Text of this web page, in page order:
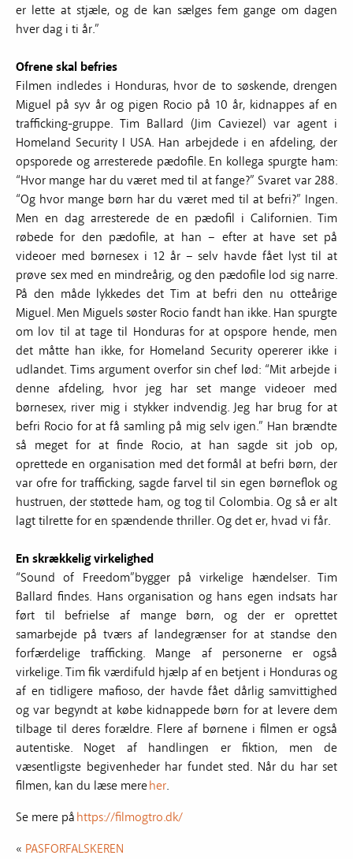
er lette at stjæle, og de kan sælges fem gange om dagen
hver dag i ti år.”
Ofrene skal befries
Filmen indledes i Honduras, hvor de to søskende, drengen
Miguel på syv år og pigen Rocio på 10 år, kidnappes af en
trafficking-gruppe. Tim Ballard (Jim Caviezel) var agent i
Homeland Security I USA. Han arbejdede i en afdeling, der
opsporede og arresterede pædofile. En kollega spurgte ham:
“Hvor mange har du været med til at fange?” Svaret var 288.
“Og hvor mange børn har du været med til at befri?” Ingen.
Men en dag arresterede de en pædofil i Californien. Tim
røbede for den pædofile, at han – efter at have set på
videoer med børnesex i 12 år – selv havde fået lyst til at
prøve sex med en mindreårig, og den pædofile lod sig narre.
På den måde lykkedes det Tim at befri den nu otteårige
Miguel. Men Miguels søster Rocio fandt han ikke. Han spurgte
om lov til at tage til Honduras for at opspore hende, men
det måtte han ikke, for Homeland Security opererer ikke i
udlandet. Tims argument overfor sin chef lød: “Mit arbejde i
denne afdeling, hvor jeg har set mange videoer med
børnesex, river mig i stykker indvendig. Jeg har brug for at
befri Rocio for at få samling på mig selv igen.” Han brændte
så meget for at finde Rocio, at han sagde sit job op,
oprettede en organisation med det formål at befri børn, der
var ofre for trafficking, sagde farvel til sin egen børneflok og
hustruen, der støttede ham, og tog til Colombia. Og så er alt
lagt tilrette for en spændende thriller. Og det er, hvad vi får.
En skrækkelig virkelighed
“Sound of Freedom”bygger på virkelige hændelser. Tim
Ballard findes. Hans organisation og hans egen indsats har
ført til befrielse af mange børn, og der er oprettet
samarbejde på tværs af landegrænser for at standse den
forfærdelige trafficking. Mange af personerne er også
virkelige. Tim fik værdifuld hjælp af en betjent i Honduras og
af en tidligere mafioso, der havde fået dårlig samvittighed
og var begyndt at købe kidnappede børn for at levere dem
tilbage til deres forældre. Flere af børnene i filmen er også
autentiske. Noget af handlingen er fiktion, men de
væsentligste begivenheder har fundet sted. Når du har set
filmen, kan du læse mereher.
Se mere på https://filmogtro.dk/
« PASFORFALSKEREN